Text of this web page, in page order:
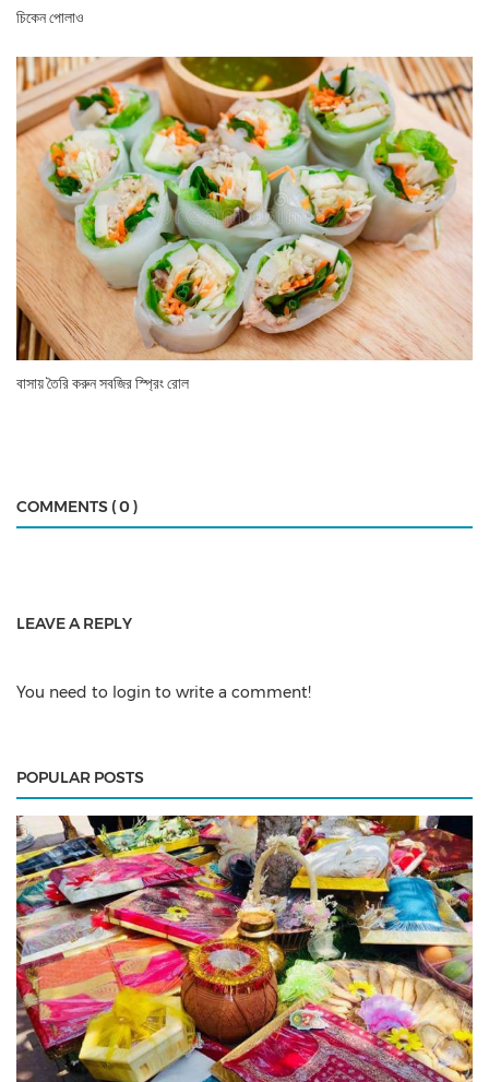
চিকেন পোলাও
বাসায় তৈরি করুন সবজির স্প্রিং রোল
COMMENTS ( 0 )
LEAVE A REPLY
You need to login to write a comment!
POPULAR POSTS